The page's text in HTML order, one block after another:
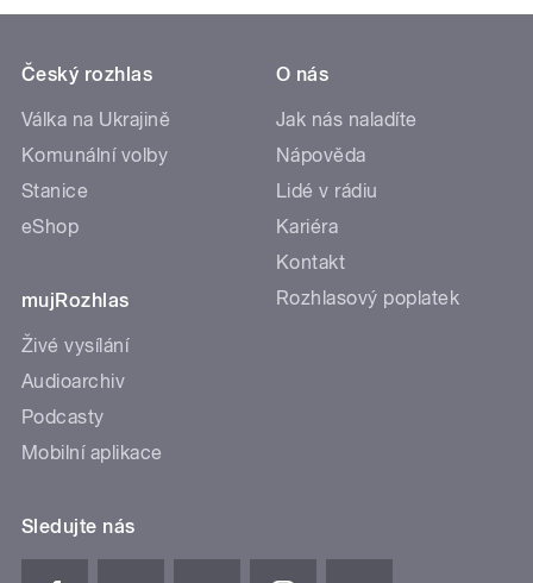
Český rozhlas
Válka na Ukrajině
Komunální volby
Stanice
eShop
mujRozhlas
Živé vysílání
Audioarchiv
Podcasty
Mobilní aplikace
O nás
Jak nás naladíte
Nápověda
Lidé v rádiu
Kariéra
Kontakt
Rozhlasový poplatek
Sledujte nás